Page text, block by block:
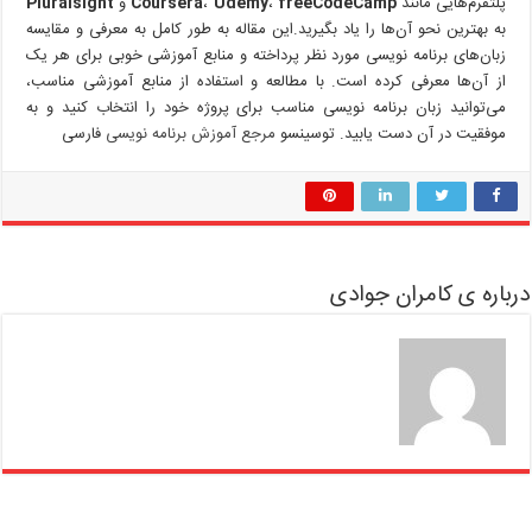
به بهترین نحو آن‌ها را یاد بگیرید.این مقاله به طور کامل به معرفی و مقایسه
زبان‌های برنامه نویسی مورد نظر پرداخته و منابع آموزشی خوبی برای هر یک
از آن‌ها معرفی کرده است. با مطالعه و استفاده از منابع آموزشی مناسب،
می‌توانید زبان برنامه نویسی مناسب برای پروژه خود را انتخاب کنید و به
موفقیت در آن دست یابید. توسینسو مرجع آموزش برنامه نویسی فارسی
درباره ی کامران جوادی